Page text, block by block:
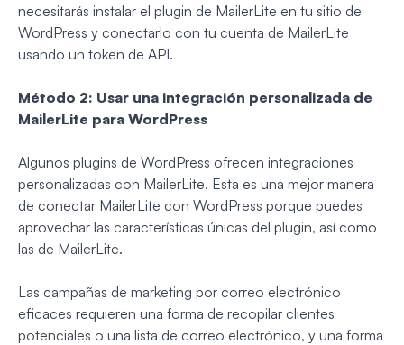
necesitarás instalar el plugin de MailerLite en tu sitio de
WordPress y conectarlo con tu cuenta de MailerLite
usando un token de API.
Método 2: Usar una integración personalizada de
MailerLite para WordPress
Algunos plugins de WordPress ofrecen integraciones
personalizadas con MailerLite. Esta es una mejor manera
de conectar MailerLite con WordPress porque puedes
aprovechar las características únicas del plugin, así como
las de MailerLite.
Las campañas de marketing por correo electrónico
eficaces requieren una forma de recopilar clientes
potenciales o una lista de correo electrónico, y una forma